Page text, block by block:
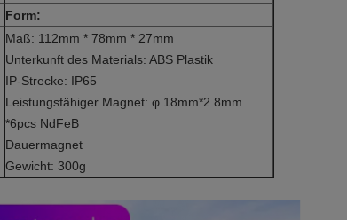
Form:
Maß: 112mm * 78mm * 27mm
Unterkunft des Materials: ABS Plastik
IP-Strecke: IP65
Leistungsfähiger Magnet: φ 18mm*2.8mm
*6pcs NdFeB
Dauermagnet
Gewicht: 300g